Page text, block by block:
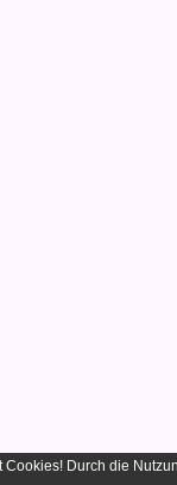
Cookies! Durch die